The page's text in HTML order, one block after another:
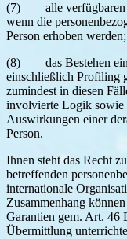
(7) alle verfügbaren
wenn die
Person erhoben werden;
(8) das Bestehen
einschließlich Profiling
zumindest in diesen
involvierte Logik sowie
Auswirkungen einer
Person.
Ihnen steht das Recht
betreffenden
internationale
Zusammenhang
Garantien gem. Art. 46
Übermittlung